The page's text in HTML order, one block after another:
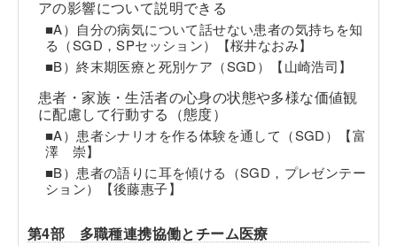
アの影響について説明できる
■A）自分の病気について話せない患者の気持ちを知
る（SGD，SPセッション）【桜井なおみ】
■B）終末期医療と死別ケア（SGD）【山崎浩司】
患者・家族・生活者の心身の状態や多様な価値観
に配慮して行動する（態度）
■A）患者シナリオを作る体験を通して（SGD）【富
澤 崇】
■B）患者の語りに耳を傾ける（SGD，プレゼンテー
ション）【後藤惠子】
第4部 多職種連携協働とチーム医療